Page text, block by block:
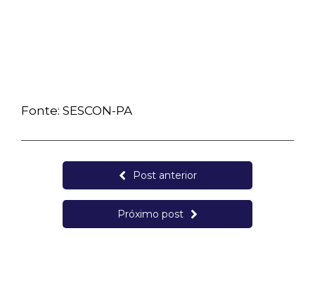
Fonte: SESCON-PA
Post anterior
Próximo post